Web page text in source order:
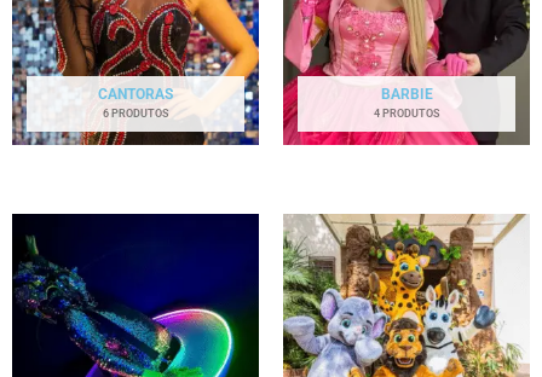
CANTORAS
6 PRODUTOS
BARBIE
4 PRODUTOS